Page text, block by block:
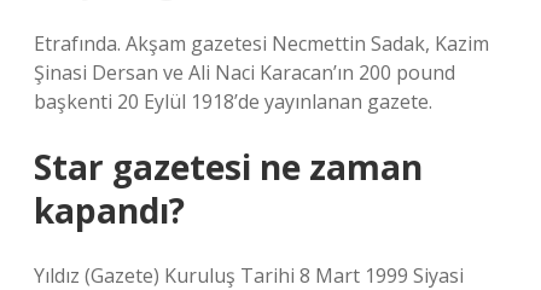
Etrafında. Akşam gazetesi Necmettin Sadak, Kazim
Şinasi Dersan ve Ali Naci Karacan’ın 200 pound
başkenti 20 Eylül 1918’de yayınlanan gazete.
Star gazetesi ne zaman
kapandı?
Yıldız (Gazete) Kuruluş Tarihi 8 Mart 1999 Siyasi